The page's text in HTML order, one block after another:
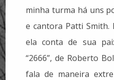
minha turma há uns
e cantora Patti Smith.
ela conta de sua
“2666”, de Roberto
fala de maneira